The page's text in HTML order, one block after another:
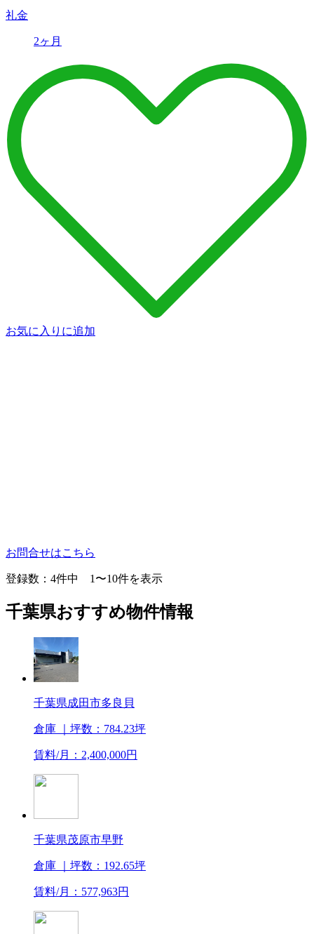
礼金
2ヶ月
お気に入りに追加
お問合せはこちら
登録数： 4件中 1〜10件を表示
千葉県おすすめ物件情報
千葉県成田市多良貝
倉庫 ｜坪数：784.23坪
賃料/月：2,400,000円
千葉県茂原市早野
倉庫 ｜坪数：192.65坪
賃料/月：577,963円